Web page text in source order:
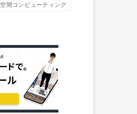
空間コンピューティング